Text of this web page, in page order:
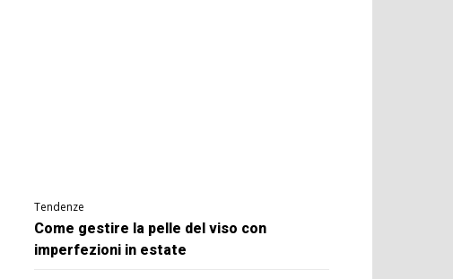
Tendenze
Come gestire la pelle del viso con
imperfezioni in estate